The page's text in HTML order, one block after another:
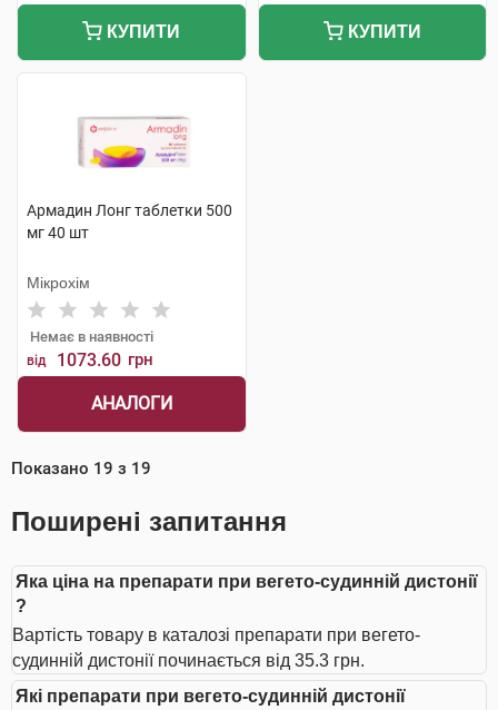
КУПИТИ КУПИТИ
Армадин Лонг таблетки 500
мг 40 шт
Мікрохім
Немає в наявності
від 1073.60 грн
АНАЛОГИ
Показано 19 з 19
Поширені запитання
Яка ціна на препарати при вегето-судинній дистонії
?
Вартість товару в каталозі препарати при вегето-
судинній дистонії починається від 35.3 грн.
Які препарати при вегето-судинній дистонії